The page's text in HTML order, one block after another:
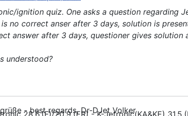
3: Test, repair, tune
ignition quiz. One asks a question regarding
no correct anser after 3 days, solution is
answer after 3 days, questioner gives solution
understood?
- best regards, Dr-DJet Volker